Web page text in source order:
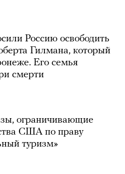
Россию освободить
Гилмана, который
Его семья
смерти
ограничивающие
США по праву
туризм»